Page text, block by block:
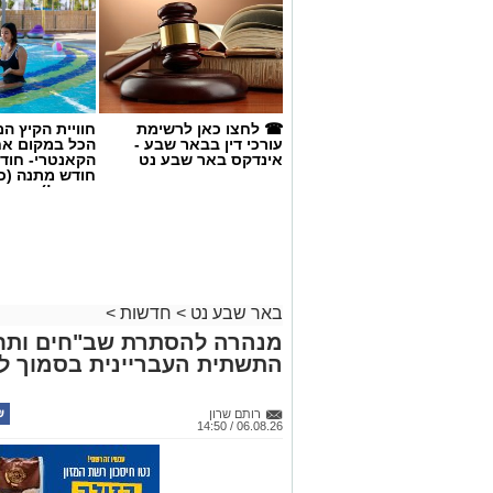
יפעלו הכוחות.
אינדקס העסקים של באר שבע נט
צילום: shutterstock אילוסטרציה
אירוע פלילי חמור
נחשף כעת לראשונה.
מבילוי. הם עשו את דרכם
☎ לחצו כאן לרשימת
עורכי דין בבאר שבע -
אינדקס באר שבע נט
חוויית הקיץ
הכל במקום
הקאנטרי-
חודש מתנה
החגים!)
באר שבע נט > חדשות >
מנהרה להסתרת שב"חים
התשתית העבריינית בסמוך
רותם שרון
06.08.26 / 14:50